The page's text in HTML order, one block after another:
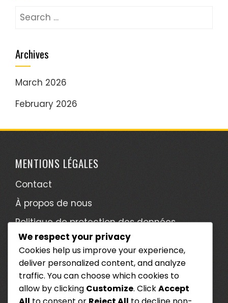
Search
Archives
March 2026
February 2026
MENTIONS LÉGALES
Contact
À propos de nous
Politique de protection des données
Termes et conditions
Préférences de cookies
CATÉGORIES
We respect your privacy
Cookies help us improve your experience,
deliver personalized content, and analyze
traffic. You can choose which cookies to
allow by clicking Customize. ClickAccept